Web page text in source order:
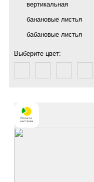
вертикальная
банановые листья
бабановые листья
Выберите цвет: